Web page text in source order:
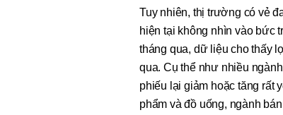
Tuy nhiên, thị trường có vẻ
hiện tại không nhìn vào bức
tháng qua, dữ liệu cho thấy
qua. Cụ thể như nhiều
phiếu lại giảm hoặc tăng rất
phẩm và đồ uống, ngành